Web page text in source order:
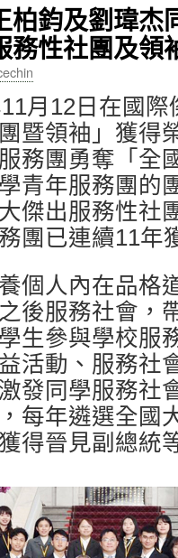
柏鈞及劉瑋杰
務性社團及領
月12日在國
暨領袖」獲得
務團勇奪「全
青年服務團的
傑出服務性社
團已連續11年
個人內在品格
後服務社會，
生參與學校服
活動、服務社
發同學服務社
每年遴選全國
得晉見副總統